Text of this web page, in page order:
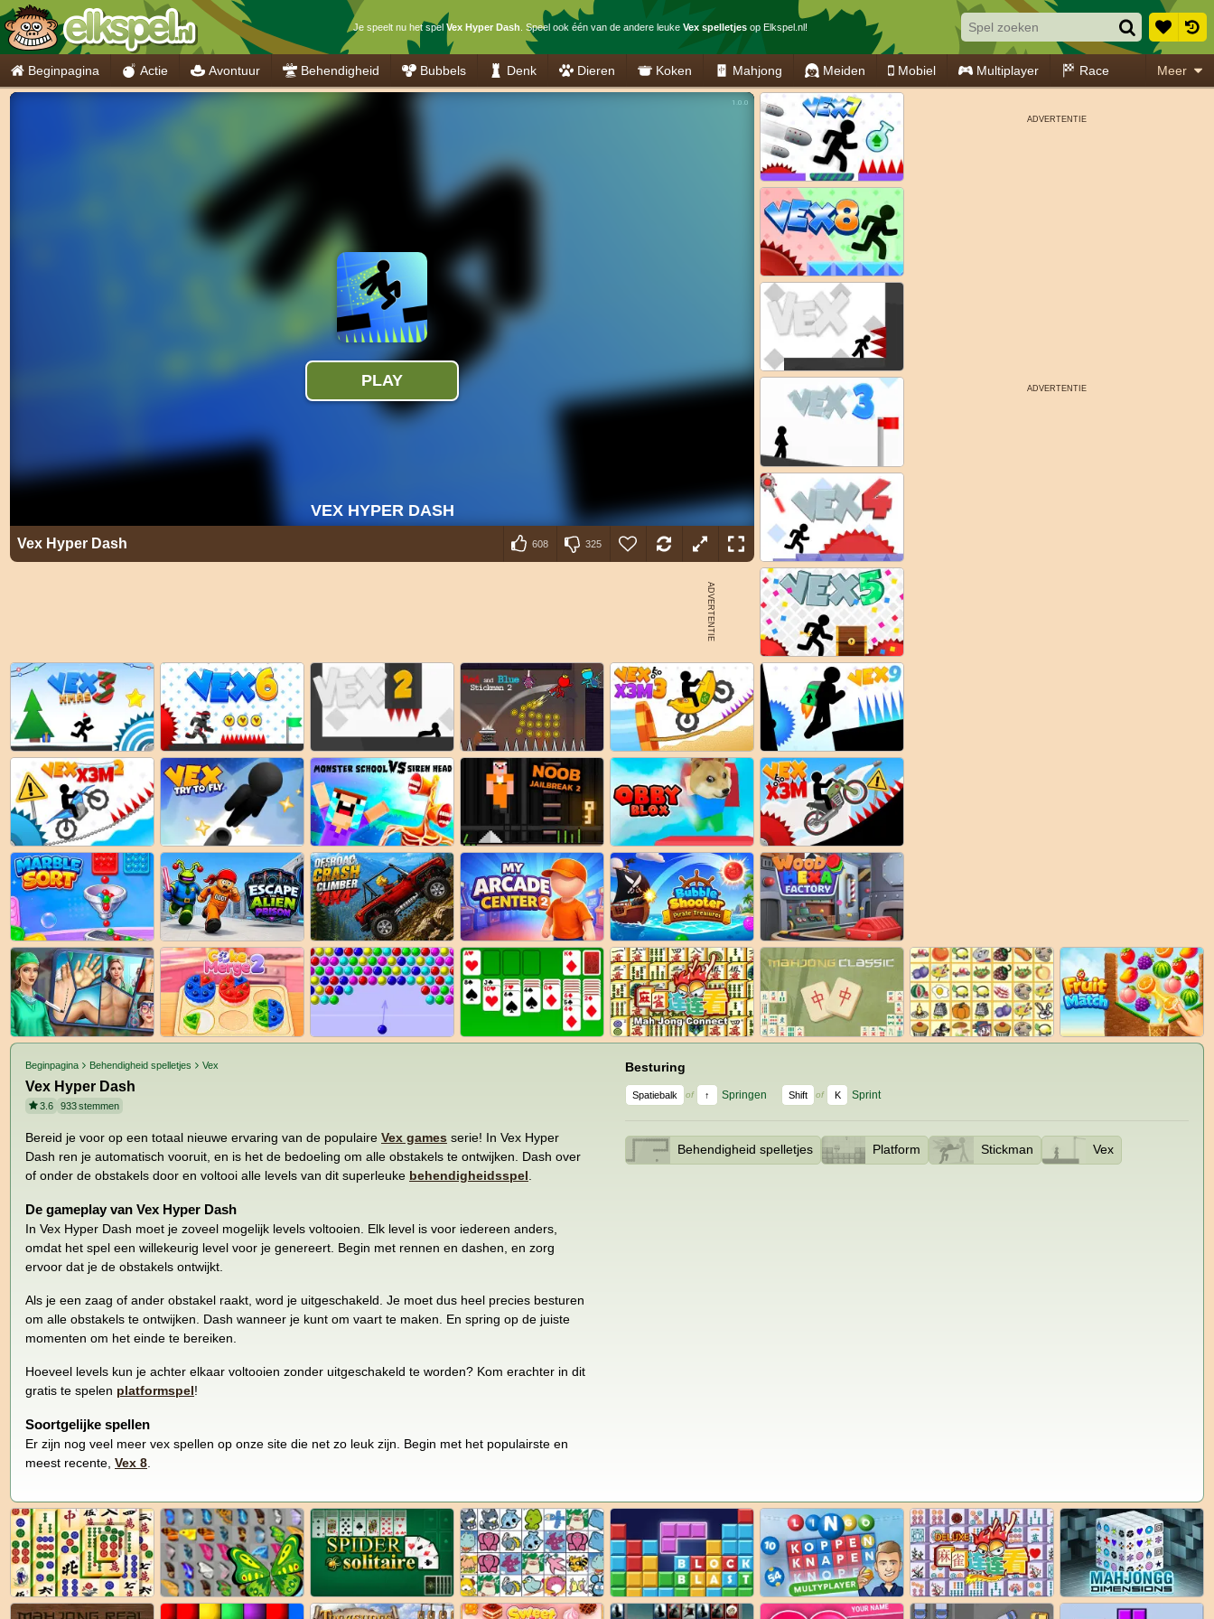
Je speelt nu het spel Vex Hyper Dash . Speel ook één van de andere leuke Vex spelletjes op Elkspel.nl!
Beginpagina Actie Avontuur Behendigheid Bubbels Denk Dieren Koken Mahjong Meiden Mobiel Multiplayer Race Meer
Vex Hyper Dash 608 325
Beginpagina Behendigheid spelletjes Vex
Vex Hyper Dash
3.6 933stemmen
Bereid je voor op een totaal nieuwe ervaring van de populaire Vex games serie! In Vex Hyper
Dash ren je automatisch vooruit, en is het de bedoeling om alle obstakels te ontwijken. Dash over
of onder de obstakels door en voltooi alle levels van dit superleuke behendigheidsspel
De gameplay van Vex Hyper Dash
In Vex Hyper Dash moet je zoveel mogelijk levels voltooien. Elk level is voor iedereen anders,
omdat het spel een willekeurig level voor je genereert. Begin met rennen en dashen, en zorg
ervoor dat je de obstakels ontwijkt.
Als je een zaag of ander obstakel raakt, word je uitgeschakeld. Je moet dus heel precies besturen
om alle obstakels te ontwijken. Dash wanneer je kunt om vaart te maken. En spring op de juiste
momenten om het einde te bereiken.
Hoeveel levels kun je achter elkaar voltooien zonder uitgeschakeld te worden? Kom erachter in dit
gratis te spelen platformspel!
Soortgelijke spellen
Er zijn nog veel meer vex spellen op onze site die net zo leuk zijn. Begin met het populairste en
meest recente, Vex 8
Besturing
Spatiebalk of ↑ Springen Shift of K Sprint
Behendigheid spelletjes Platform Stickman Vex